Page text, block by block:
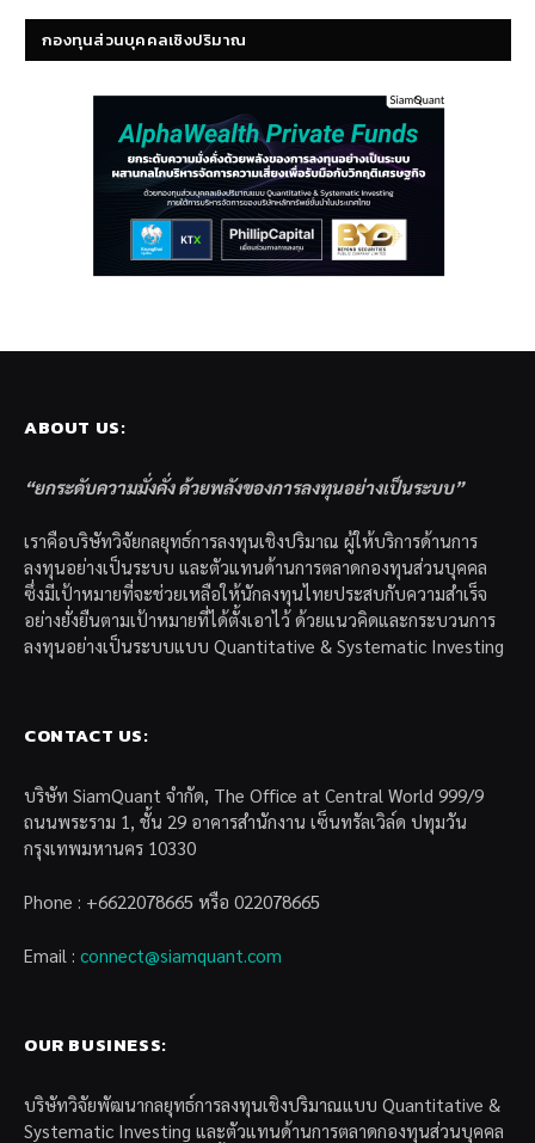
กองทุนส่วนบุคคลเชิงปริมาณ
ABOUT US:
“ยกระดับความมั่งคั่ง ด้วยพลังของการลงทุนอย่างเป็นระบบ”
เราคือบริษัทวิจัยกลยุทธ์การลงทุนเชิงปริมาณ ผู้ให้บริการด้านการ
ลงทุนอย่างเป็นระบบ และตัวแทนด้านการตลาดกองทุนส่วนบุคคล
ซึ่งมีเป้าหมายที่จะช่วยเหลือให้นักลงทุนไทยประสบกับความสำเร็จ
อย่างยั่งยืนตามเป้าหมายที่ได้ตั้งเอาไว้ ด้วยแนวคิดและกระบวนการ
ลงทุนอย่างเป็นระบบแบบ Quantitative & Systematic Investing
CONTACT US:
บริษัท SiamQuant จำกัด, The Office at Central World 999/9
ถนนพระราม 1, ชั้น 29 อาคารสำนักงาน เซ็นทรัลเวิล์ด ปทุมวัน
กรุงเทพมหานคร 10330
Phone : +6622078665 หรือ 022078665
Email : connect@siamquant.com
OUR BUSINESS:
บริษัทวิจัยพัฒนากลยุทธ์การลงทุนเชิงปริมาณแบบ Quantitative &
Systematic Investing และตัวแทนด้านการตลาดกองทุนส่วนบุคคล